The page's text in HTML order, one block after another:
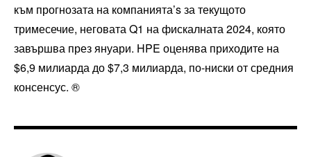
към прогнозата на компанията’s за текущото
тримесечие, неговата Q1 на фискалната 2024, която
завършва през януари. HPE оценява приходите на
$6,9 милиарда до $7,3 милиарда, по-ниски от средния
консенсус. ®